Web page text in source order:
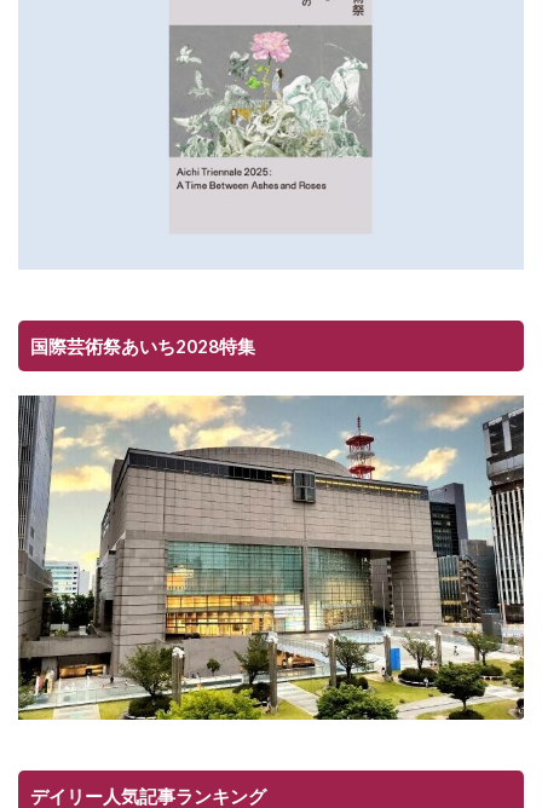
国際芸術祭あいち2028特集
デイリー人気記事ランキング